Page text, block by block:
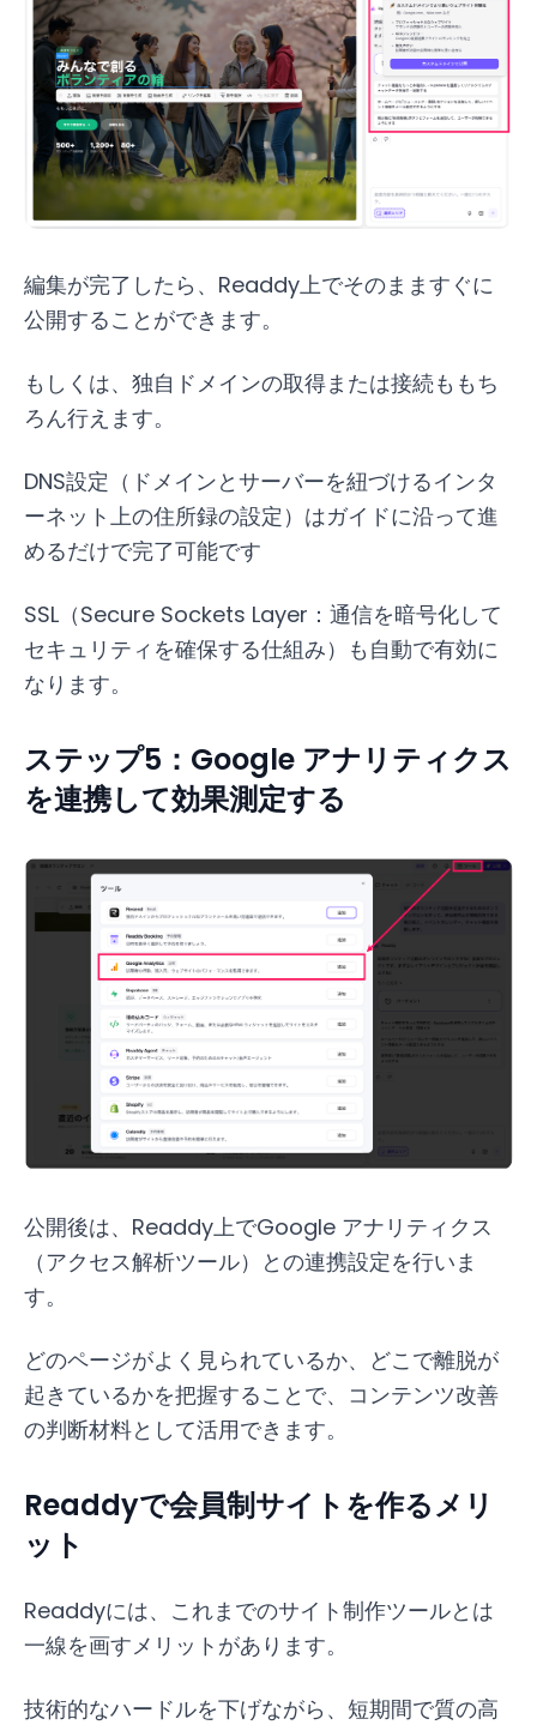
編集が完了したら、Readdy上でそのまますぐに
公開することができます。
もしくは、独自ドメインの取得または接続ももち
ろん行えます。
DNS設定（ドメインとサーバーを紐づけるインタ
ーネット上の住所録の設定）はガイドに沿って進
めるだけで完了可能です
SSL（Secure Sockets Layer：通信を暗号化して
セキュリティを確保する仕組み）も自動で有効に
なります。
ステップ5：Google アナリティクス
を連携して効果測定する
公開後は、Readdy上でGoogle アナリティクス
（アクセス解析ツール）との連携設定を行いま
す。
どのページがよく見られているか、どこで離脱が
起きているかを把握することで、コンテンツ改善
の判断材料として活用できます。
Readdyで会員制サイトを作るメリ
ット
Readdyには、これまでのサイト制作ツールとは
一線を画すメリットがあります。
技術的なハードルを下げながら、短期間で質の高